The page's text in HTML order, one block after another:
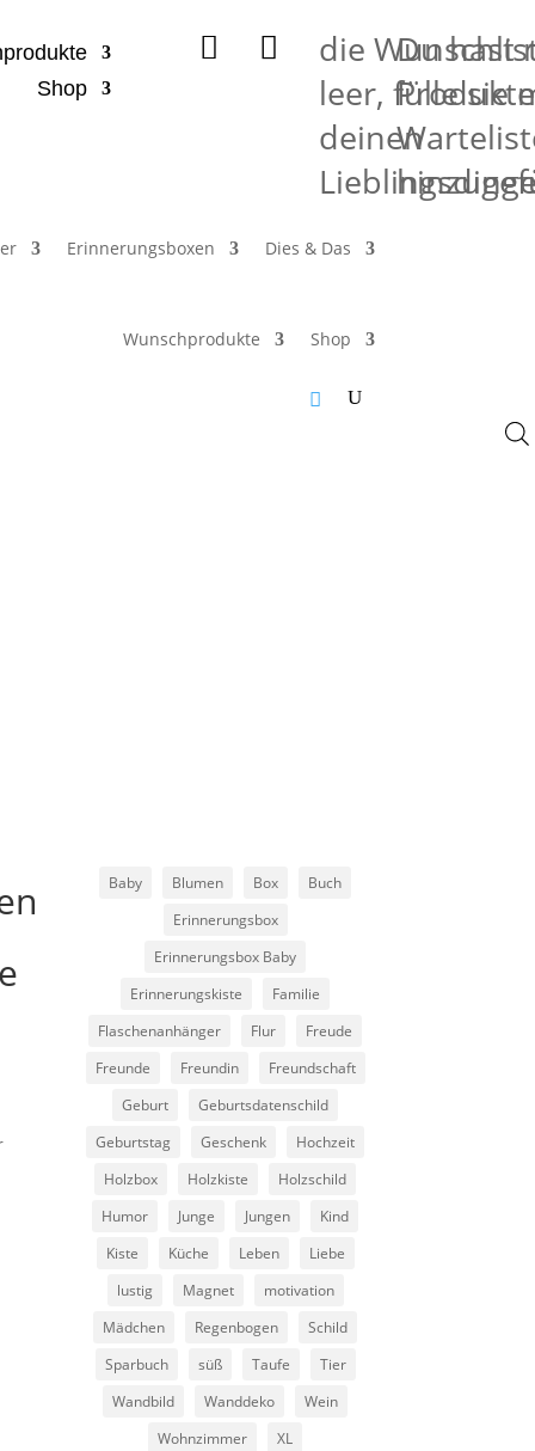
Shop
 
die
leer, fülle sie
deinen
Du hast
Erinnerungsboxen Dies & Das
Wunschprodukte Shop
Baby Blumen Box
Buch
Erinnerungsbox
Erinnerungsbox Baby
Erinnerungskiste
Familie
Flaschenanhänger
Flur
Freude
Freunde
Freundin
Freundschaft
Geburt
Geburtsdatenschild
Geburtstag
Geschenk
Hochzeit
Holzbox
Holzkiste
Holzschild
Humor
Junge Jungen
Kind
Kiste
Küche Leben
Liebe
lustig
Magnet
motivation
Mädchen
Regenbogen
Schild
Sparbuch
süß Taufe
Tier
Wandbild
Wanddeko
Wein
Wohnzimmer
XL